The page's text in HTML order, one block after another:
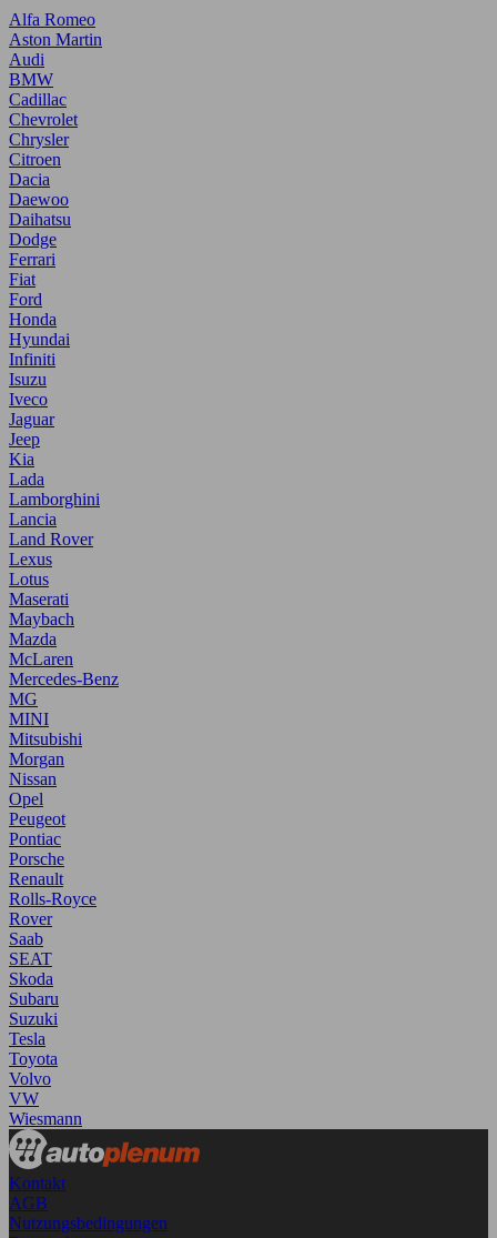
Alfa Romeo
Aston Martin
Audi
BMW
Cadillac
Chevrolet
Chrysler
Citroen
Dacia
Daewoo
Daihatsu
Dodge
Ferrari
Fiat
Ford
Honda
Hyundai
Infiniti
Isuzu
Iveco
Jaguar
Jeep
Kia
Lada
Lamborghini
Lancia
Land Rover
Lexus
Lotus
Maserati
Maybach
Mazda
McLaren
Mercedes-Benz
MG
MINI
Mitsubishi
Morgan
Nissan
Opel
Peugeot
Pontiac
Porsche
Renault
Rolls-Royce
Rover
Saab
SEAT
Skoda
Subaru
Suzuki
Tesla
Toyota
Volvo
VW
Wiesmann
Kontakt
AGB
Nutzungsbedingungen